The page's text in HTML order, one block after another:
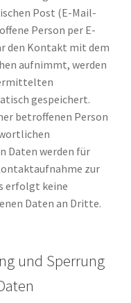
Post (E-Mail-
Person per E-
den Kontakt mit dem
aufnimmt, werden
gespeichert.
betroffenen Person
Daten werden für
zur
erfolgt keine
Daten an Dritte.
und Sperrung